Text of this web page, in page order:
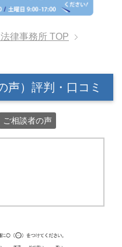
律事務所 TOP
声）評判・口コミ
ご相談者の声